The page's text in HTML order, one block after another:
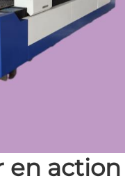
en action